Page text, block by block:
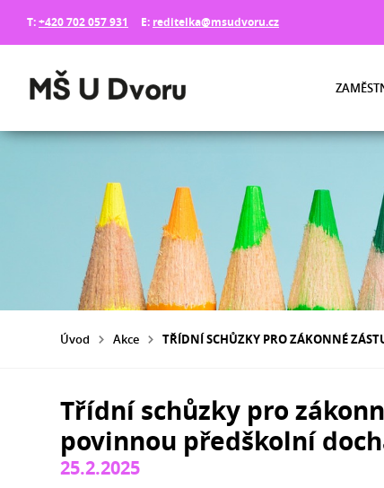
T:+420 702 057 931 E: reditelka@msudvoru.cz
Úvod Akce TŘÍDNÍ SCHŮZKY PRO ZÁKONNÉ
Třídní schůzky pro
povinnou předškolní
25.2.2025